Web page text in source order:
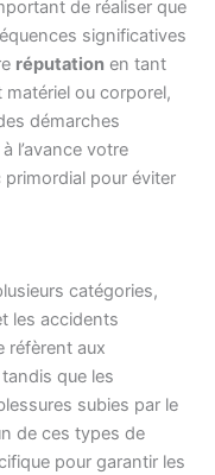
de réaliser que
significatives
réputation en tant
matériel ou corporel,
démarches
l’avance votre
pour éviter
catégories,
les accidents
réfèrent aux
que les
subies par le
de ces types de
pour garantir les